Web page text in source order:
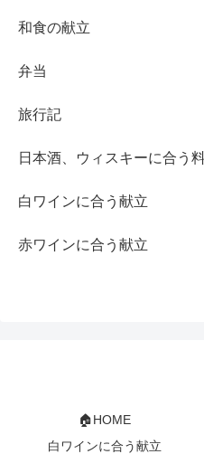
和食の献立
弁当
旅行記
日本酒、ウィスキーに合う
白ワインに合う献立
赤ワインに合う献立
🏠HOME
白ワインに合う献立